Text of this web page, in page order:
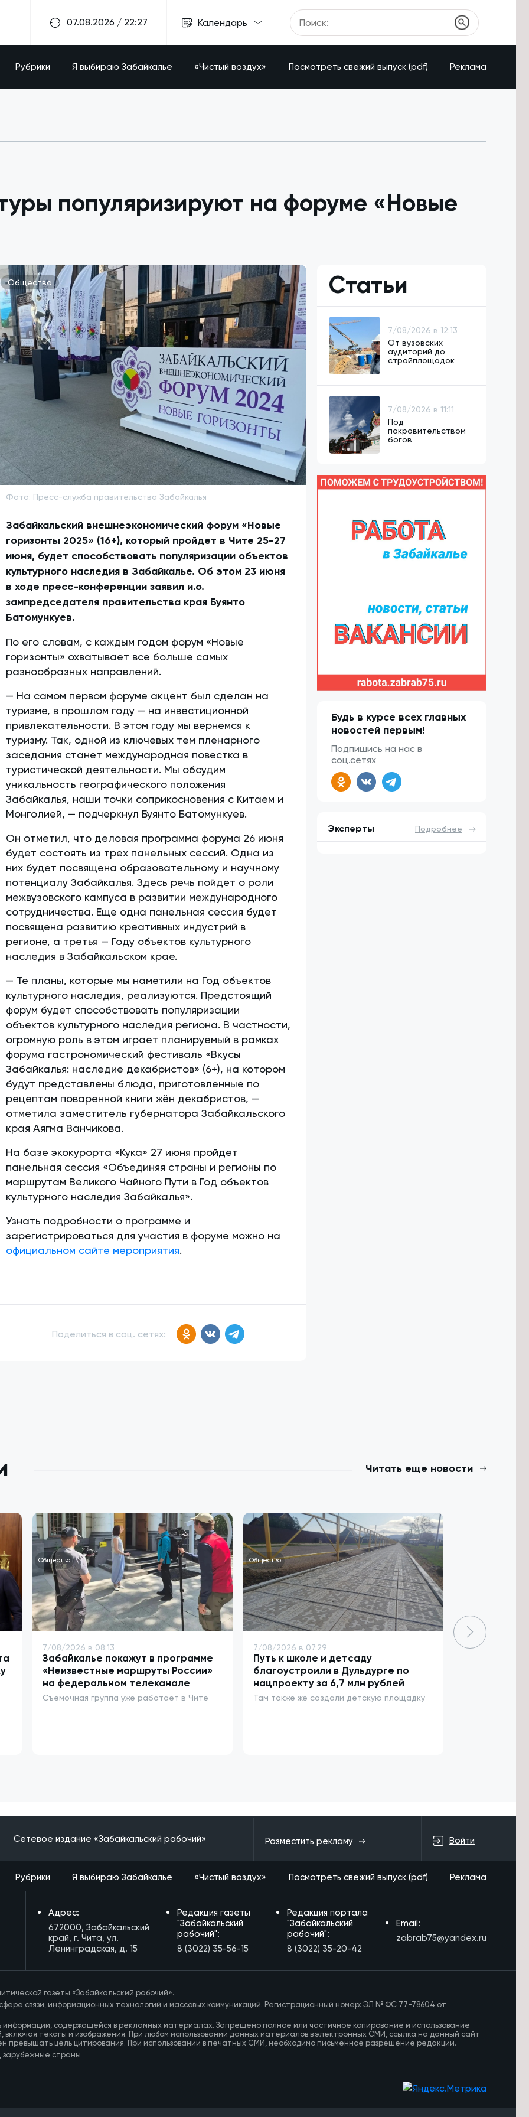
07.08.2026 / 22:27 Календарь
Рубрики Я выбираю Забайкалье «Чистый воздух» Посмотреть свежий выпуск (pdf) Реклама
популяризируют на форуме «Новые
Общество
Фото: Пресс-служба правительства Забайкалья
Забайкальский внешнеэкономический форум «Новые
горизонты 2025» (16+), который пройдет в Чите 25-27
июня, будет способствовать популяризации объектов
культурного наследия в Забайкалье. Об этом 23 июня
в ходе пресс-конференции заявил и.о.
зампредседателя правительства края Буянто
Батомункуев.
По его словам, с каждым годом форум «Новые
горизонты» охватывает все больше самых
разнообразных направлений.
— На самом первом форуме акцент был сделан на
туризме, в прошлом году — на инвестиционной
привлекательности. В этом году мы вернемся к
туризму. Так, одной из ключевых тем пленарного
заседания станет международная повестка в
туристической деятельности. Мы обсудим
уникальность географического положения
Забайкалья, наши точки соприкосновения с Китаем и
Монголией, — подчеркнул Буянто Батомункуев.
Он отметил, что деловая программа форума 26 июня
будет состоять из трех панельных сессий. Одна из
них будет посвящена образовательному и научному
потенциалу Забайкалья. Здесь речь пойдет о роли
межвузовского кампуса в развитии международного
сотрудничества. Еще одна панельная сессия будет
посвящена развитию креативных индустрий в
регионе, а третья — Году объектов культурного
наследия в Забайкальском крае.
— Те планы, которые мы наметили на Год объектов
культурного наследия, реализуются. Предстоящий
форум будет способствовать популяризации
объектов культурного наследия региона. В частности,
огромную роль в этом играет планируемый в рамках
форума гастрономический фестиваль «Вкусы
Забайкалья: наследие декабристов» (6+), на котором
будут представлены блюда, приготовленные по
рецептам поваренной книги жён декабристов, —
отметила заместитель губернатора Забайкальского
края Аягма Ванчикова.
На базе экокурорта «Кука» 27 июня пройдет
панельная сессия «Объединяя страны и регионы по
маршрутам Великого Чайного Пути в Год объектов
культурного наследия Забайкалья».
Узнать подробности о программе и
зарегистрироваться для участия в форуме можно на
официальном сайте мероприятия.
Поделиться в соц. сетях:
Статьи
7/08/2026 в 12:13
От вузовских
аудиторий до
стройплощадок
7/08/2026 в 11:11
Под
покровительством
богов
Будь в курсе всех главных
новостей первым!
Подпишись на нас в
соц.сетях
Эксперты Подробнее
Читать еще новости
Общество
7/08/2026 в 08:13
Забайкалье покажут в программе
«Неизвестные маршруты России»
на федеральном телеканале
Съемочная группа уже работает в Чите
Общество
7/08/2026 в 07:29
Путь к школе и детсаду
благоустроили в Дульдурге по
нацпроекту за 6,7 млн рублей
Там также же создали детскую площадку
7/08/2026 в
Сетевое издание «Забайкальский рабочий» Разместить рекламу Войти
Рубрики Я выбираю Забайкалье «Чистый воздух» Посмотреть свежий выпуск (pdf) Реклама
Адрес:
672000, Забайкальский
край, г. Чита, ул.
Ленинградская, д. 15
Редакция газеты
"Забайкальский
рабочий":
8 (3022) 35-56-15
Редакция портала
"Забайкальский
рабочий":
8 (3022) 35-20-42
Email:
zabrab75@yandex.ru
газеты «Забайкальский рабочий».
связи, информационных технологий и массовых коммуникаций. Регистрационный номер: ЭЛ № ФС 77-78604 от
информации, содержащейся в рекламных материалах. Запрещено полное или частичное копирование и использование
тексты и изображения. При любом использовании данных материалов в электронных СМИ, ссылка на данный сайт
превышать цель цитирования. При использовании в печатных СМИ, необходимо письменное разрешение редакции.
зарубежные страны